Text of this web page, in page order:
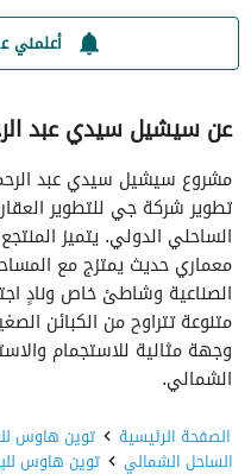
أعلمني
عن سيشيل سيدي عبد
مشروع سيشيل سيدي عبد
الساحلي الدولي. يتميز
معماري حديث يمتزج مع
الصناعية وشاطئ خاص ونادٍ
متنوعة تتراوح من الكبائن
وجهة مثالية للاستجمام
الشمالي.
الصفحة الرئيسية توين هاوس
الساحل الشمالي توين هاوس